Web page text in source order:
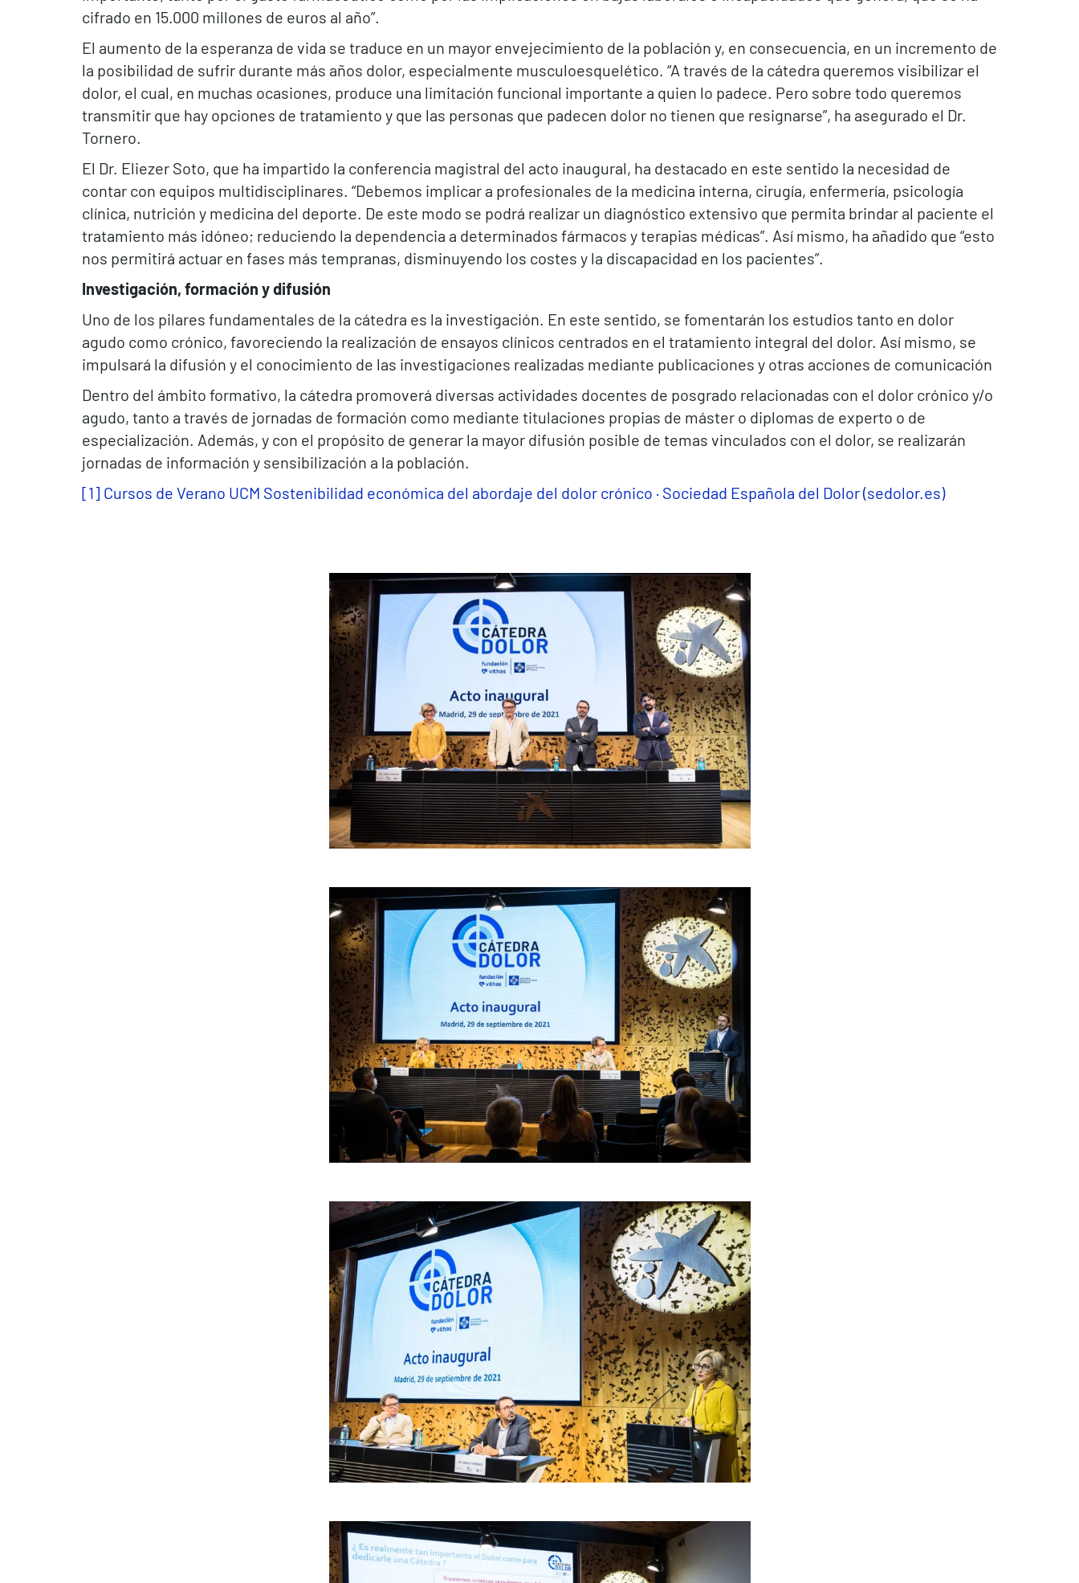
cifrado en 15.000 millones de euros al año”.
El aumento de la esperanza de vida se traduce en un mayor envejecimiento de la población y, en consecuencia, en un incremento de
la posibilidad de sufrir durante más años dolor, especialmente musculoesquelético. “A través de la cátedra queremos visibilizar el
dolor, el cual, en muchas ocasiones, produce una limitación funcional importante a quien lo padece. Pero sobre todo queremos
transmitir que hay opciones de tratamiento y que las personas que padecen dolor no tienen que resignarse”, ha asegurado el Dr.
Tornero.
El Dr. Eliezer Soto, que ha impartido la conferencia magistral del acto inaugural, ha destacado en este sentido la necesidad de
contar con equipos multidisciplinares. “Debemos implicar a profesionales de la medicina interna, cirugía, enfermería, psicología
clínica, nutrición y medicina del deporte. De este modo se podrá realizar un diagnóstico extensivo que permita brindar al paciente el
tratamiento más idóneo; reduciendo la dependencia a determinados fármacos y terapias médicas”. Así mismo, ha añadido que “esto
nos permitirá actuar en fases más tempranas, disminuyendo los costes y la discapacidad en los pacientes”.
Investigación, formación y difusión
Uno de los pilares fundamentales de la cátedra es la investigación. En este sentido, se fomentarán los estudios tanto en dolor
agudo como crónico, favoreciendo la realización de ensayos clínicos centrados en el tratamiento integral del dolor. Así mismo, se
impulsará la difusión y el conocimiento de las investigaciones realizadas mediante publicaciones y otras acciones de comunicación
Dentro del ámbito formativo, la cátedra promoverá diversas actividades docentes de posgrado relacionadas con el dolor crónico y/o
agudo, tanto a través de jornadas de formación como mediante titulaciones propias de máster o diplomas de experto o de
especialización. Además, y con el propósito de generar la mayor difusión posible de temas vinculados con el dolor, se realizarán
jornadas de información y sensibilización a la población.
[1] Cursos de Verano UCM Sostenibilidad económica del abordaje del dolor crónico · Sociedad Española del Dolor (sedolor.es)